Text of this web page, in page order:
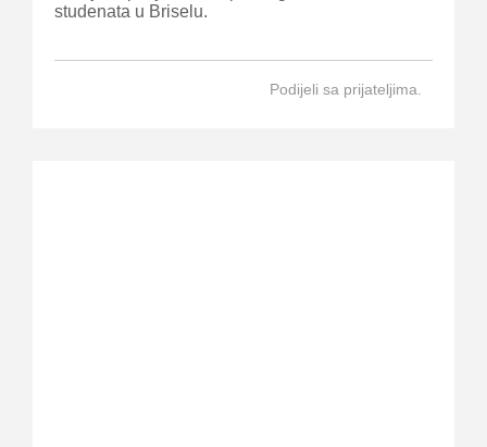
studenata u Briselu.
Podijeli sa prijateljima.